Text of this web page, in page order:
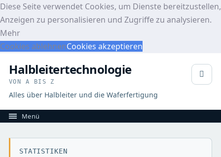
Diese Seite verwendet Cookies, um Dienste bereitzustellen,
Anzeigen zu personalisieren und Zugriffe zu analysieren.
Mehr
Cookies ablehnenCookies akzeptieren
Halbleitertechnologie
VON A BIS Z
Alles über Halbleiter und die Waferfertigung
STATISTIKEN